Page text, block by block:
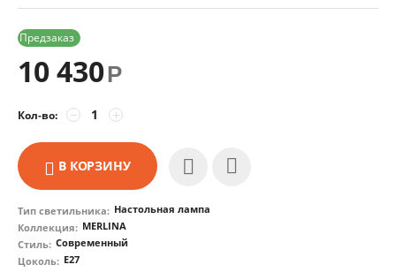
Предзаказ
10 430Р
Кол-во: +
−
В КОРЗИНУ
Тип светильника: Настольная лампа
Коллекция: MERLINA
Стиль: Современный
Цоколь: E27